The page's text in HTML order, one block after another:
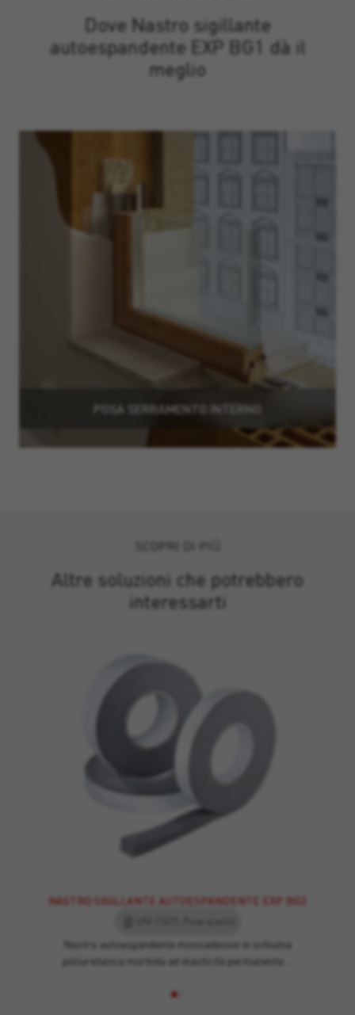
Dove Nastro sigillante
autoespandente EXP BG1 dà il
meglio
POSA SERRAMENTO INTERNO
Altre soluzioni che potrebbero
interessarti
NASTRO SIGILLANTE AUTOESPANDENTE EXP BG2
Nastro autoespandente monoadesivo in schiuma
poliuretanica morbida ad elasticità permanente…